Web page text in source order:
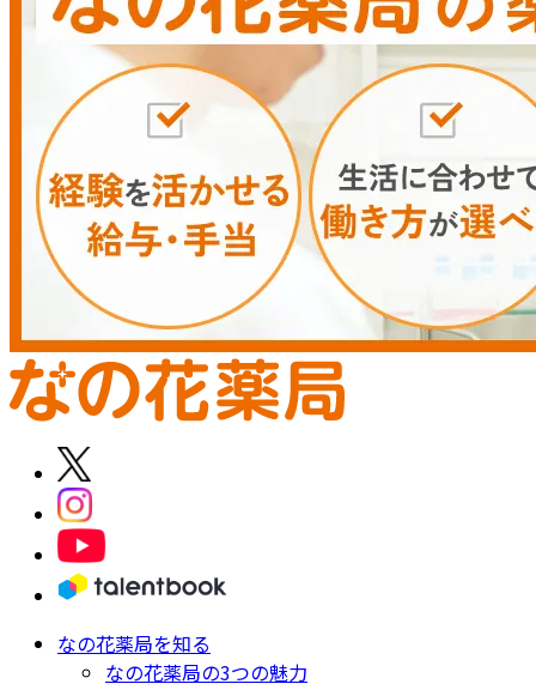
なの花薬局を知る
なの花薬局の3つの魅力